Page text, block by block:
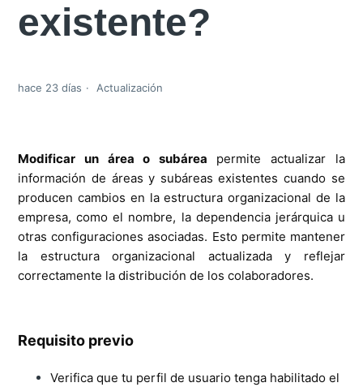
existente?
hace 23 días Actualización
Modificar un área o subárea permite actualizar la
información de áreas y subáreas existentes cuando se
producen cambios en la estructura organizacional de la
empresa, como el nombre, la dependencia jerárquica u
otras configuraciones asociadas. Esto permite mantener
la estructura organizacional actualizada y reflejar
correctamente la distribución de los colaboradores.
Requisito previo
Verifica que tu perfil de usuario tenga habilitado el